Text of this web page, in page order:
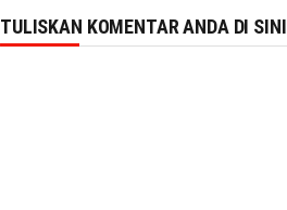
TULISKAN KOMENTAR ANDA DI SINI